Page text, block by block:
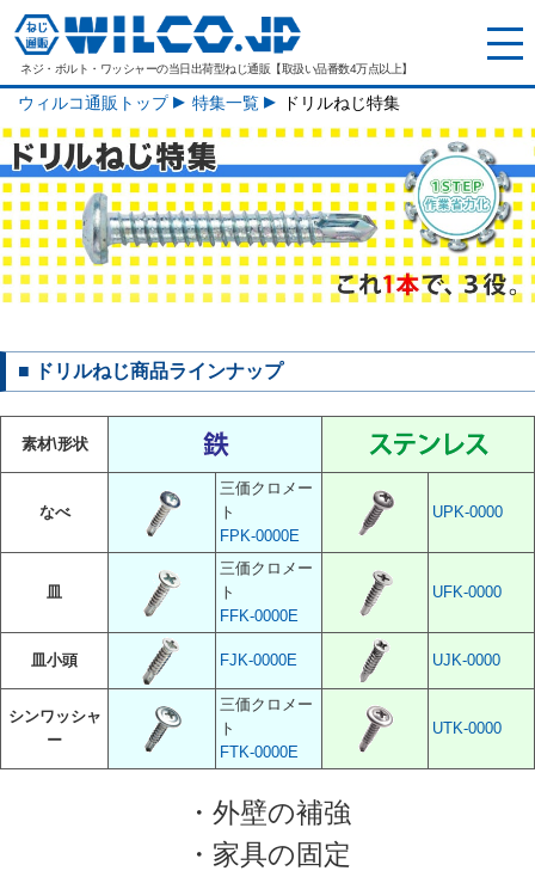
ネジ・ボルト・ワッシャーの当日出荷型ねじ通販【取扱い品番数4万点以上】
ウィルコ通販トップ 特集一覧 ドリルねじ特集
■ ドリルねじ商品ラインナップ
素材\形状
なべ
三価クロメー
ト
FPK-0000E
UPK-0000
皿
三価クロメー
ト
FFK-0000E
UFK-0000
皿小頭 FJK-0000E UJK-0000
シンワッシャ
ー
三価クロメー
ト
FTK-0000E
UTK-0000
・外壁の補強
・家具の固定